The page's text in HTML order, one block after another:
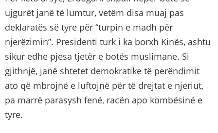
ujgurët janë të lumtur, vetëm disa muaj pas
deklaratës së tyre për “turpin e madh për
njerëzimin”. Presidenti turk i ka borxh Kinës, ashtu
sikur edhe pjesa tjetër e botës muslimane. Si
gjithnjë, janë shtetet demokratike të perëndimit
ato që mbrojnë e luftojnë për të drejtat e njeriut,
pa marrë parasysh fenë, racën apo kombësinë e
tyre.